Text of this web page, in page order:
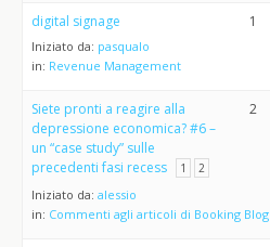
digital signage
Iniziato da: pasqualo
in: Revenue Management
1
Siete pronti a reagire alla
depressione economica? #6 –
un “case study” sulle
precedenti fasi recess
1 2
Iniziato da: alessio
in: Commenti agli articoli di Booking Blog
2